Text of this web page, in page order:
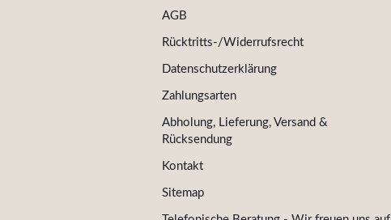
AGB
Rücktritts-/Widerrufsrecht
Datenschutzerklärung
Zahlungsarten
Abholung, Lieferung, Versand &
Rücksendung
Kontakt
Sitemap